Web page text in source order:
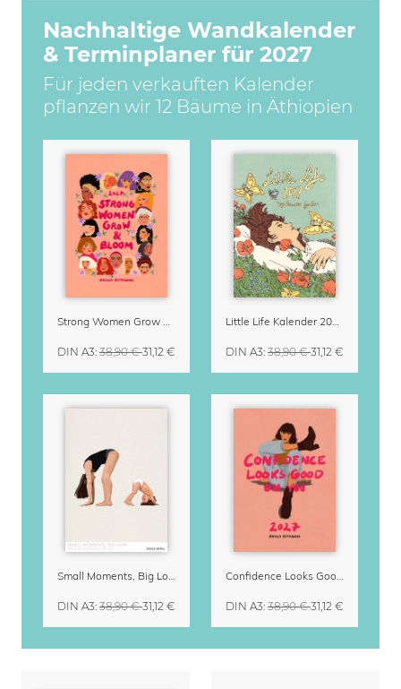
Nachhaltige Wandkalender
& Terminplaner für 2027
Für jeden verkauften Kalender
pflanzen wir 12 Bäume in Äthiopien
Strong Women Grow & Bloom Kalender 2027
DIN A3: 38,90 €31,12 €
Little Life Kalender 2027 von Simone Goder
DIN A3: 38,90 €31,12 €
Small Moments, Big Love – Mutterschaftskalender von Giselle Dekel
DIN A3: 38,90 €31,12 €
Confidence Looks Good On You Kalender 2027
DIN A3: 38,90 €31,12 €